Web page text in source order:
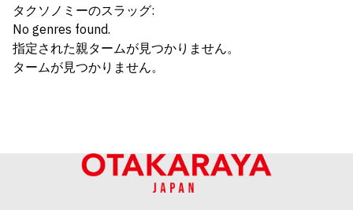
タクソノミーのスラッグ:
No genres found.
指定された親タームが見つかりません。
タームが見つかりません。